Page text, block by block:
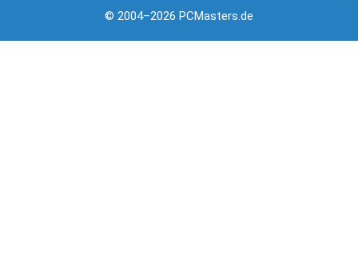
© 2004–2026 PCMasters.de